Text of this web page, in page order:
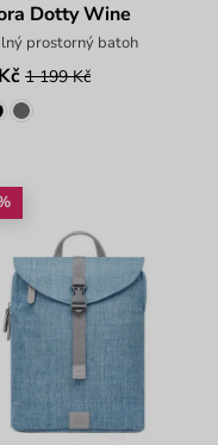
Dotty Wine
prostorný batoh
1 199 Kč